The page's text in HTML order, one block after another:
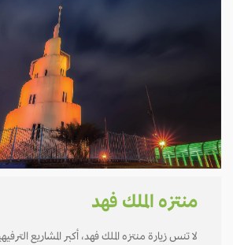
منتزه الملك فهد
لا تنس زيارة منتزه الملك فهد، أكبر المشاريع الترفيهية